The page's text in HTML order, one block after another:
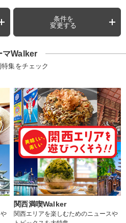
条件を
変更する
マWalker
集をチェック
関西満喫Walker
関西エリアを楽しむためのニュースや